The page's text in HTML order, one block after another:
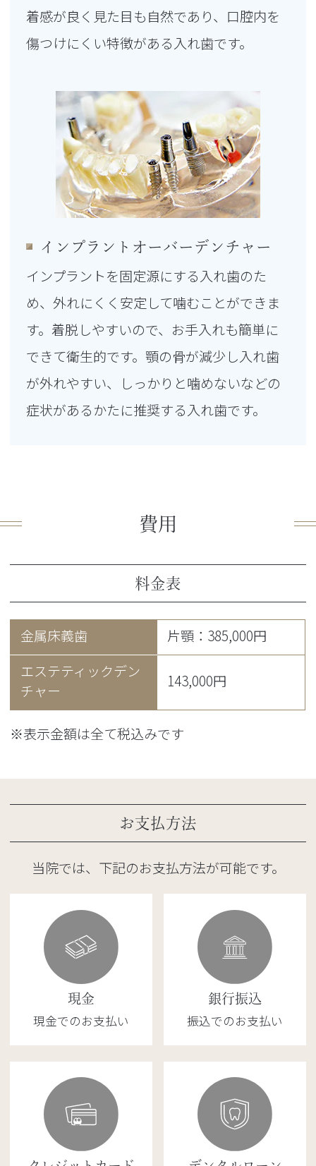
着感が良く見た目も自然であり、口腔内を
傷つけにくい特徴がある入れ歯です。
インプラントオーバーデンチャー
インプラントを固定源にする入れ歯のた
め、外れにくく安定して噛むことができま
す。着脱しやすいので、お手入れも簡単に
できて衛生的です。顎の骨が減少し入れ歯
が外れやすい、しっかりと噛めないなどの
症状があるかたに推奨する入れ歯です。
費用
料金表
金属床義歯
片顎：385,000円
エステティックデン
チャー
143,000円
※表示金額は全て税込みです
お支払方法
当院では、下記のお支払方法が可能です。
現金
現金でのお支払い
銀行振込
振込でのお支払い